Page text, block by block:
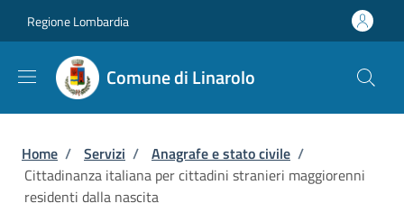
Regione Lombardia
Comune di Linarolo
Briciole di pane
Home / Servizi / Anagrafe e stato civile /
Cittadinanza italiana per cittadini stranieri maggiorenni
residenti dalla nascita